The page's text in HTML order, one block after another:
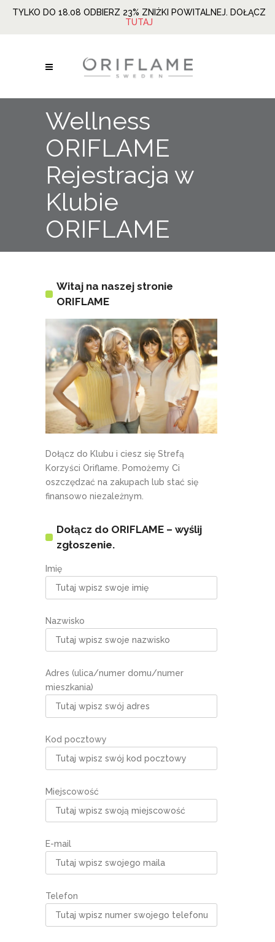
TYLKO DO 18.08 ODBIERZ 23% ZNIŻKI POWITALNEJ. DOŁĄCZ
TUTAJ
Wellness
ORIFLAME
Rejestracja w
Klubie
ORIFLAME
Witaj na naszej stronie
ORIFLAME
Dołącz do Klubu i ciesz się Strefą
Korzyści Oriflame. Pomożemy Ci
oszczędzać na zakupach lub stać się
finansowo niezależnym.
Dołącz do ORIFLAME – wyślij
zgłoszenie.
Imię
Nazwisko
Adres (ulica/numer domu/numer
mieszkania)
Kod pocztowy
Miejscowość
E-mail
Telefon